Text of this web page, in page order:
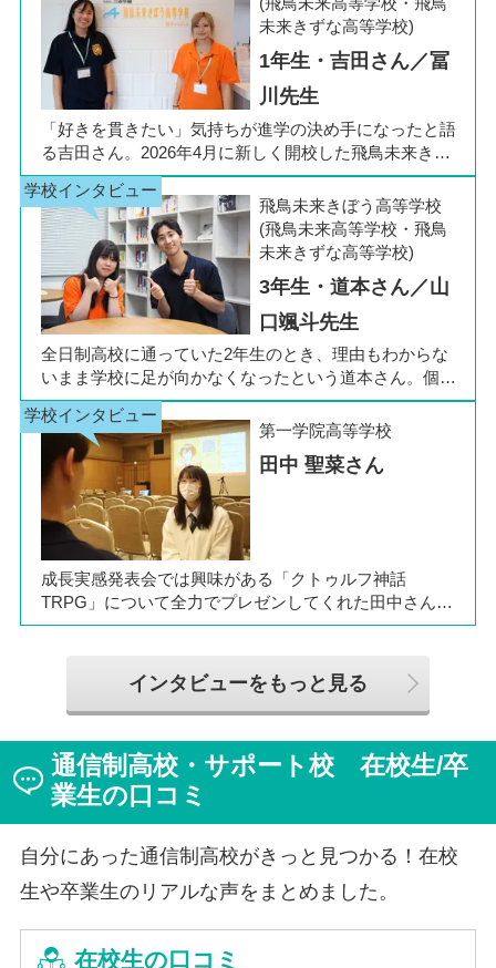
未来きずな高等学校)
1年生・吉田さん／冨
川先生
「好きを貫きたい」気持ちが進学の決め手になったと語
る吉田さん。2026年4月に新しく開校した飛鳥未来きぼ
う高等学校 柏キャンパスの1年生です。彼女は中学3年
生の公立入試直前に「自分らしく過ごしながら夢に近づ
ける環境を選びたい」と思い、進路変更を決意しまし
た。今回は吉田さん、同キャンパスの冨川先生に、通信
制高校の学校生活の様子や雰囲気、行事について語って
いただきました。お互いの話からは、日々の何気ない会
話や行事を通じて育まれた、先生と生徒の温かな信頼関
係もうかがえました。
飛鳥未来きぼう高等学校
(飛鳥未来高等学校・飛鳥
未来きずな高等学校)
3年生・道本さん／山
口颯斗先生
全日制高校に通っていた2年生のとき、理由もわからな
いまま学校に足が向かなくなったという道本さん。個別
相談会で感じた先生の「温かさ」を決め手に、飛鳥未来
きぼう高等学校の町田キャンパスへの転入を選びまし
た。現在は同校に3年生として在籍しながら、オープン
キャンパスでは未来の後輩たちのサポート役「キャス
ト」として活躍しています。同校の山口颯斗先生ととも
に、通信制ならではの人との関わりや、自分らしく過ご
せる学校生活について語ってくれました。
第一学院高等学校
田中 聖菜さん
成長実感発表会では興味がある「クトゥルフ神話
TRPG」について全力でプレゼンしてくれた田中さん
は、全日制高校での生活の中で体調を崩し、12月に第一
トやスクーリングをこなしながら、自分らしく過ごせる
ようになった2か月を振り返ってお話いただきました。
「通信制高校は家で一人で勉強するもの」というイメー
ジを持っていた田中さんですが、キャンパスでフェロー
（先生）や仲間に囲まれる中で、その不安は希望へと変
わったと言います。
インタビューをもっと見る
通信制高校・サポート校 在校生/卒
業生の口コミ
自分にあった通信制高校がきっと見つかる！在校
生や卒業生のリアルな声をまとめました。
在校生の口コミ